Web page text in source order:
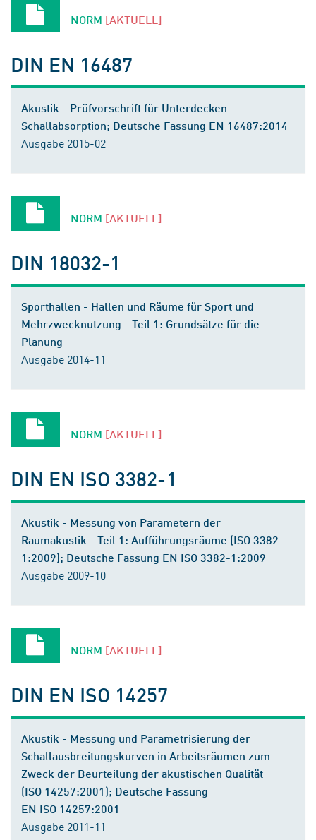
NORM [AKTUELL]
DIN EN 16487
Akustik - Prüfvorschrift für Unterdecken -
Schallabsorption; Deutsche Fassung EN 16487:2014
Ausgabe 2015-02
NORM [AKTUELL]
DIN 18032-1
Sporthallen - Hallen und Räume für Sport und
Mehrzwecknutzung - Teil 1: Grundsätze für die
Planung
Ausgabe 2014-11
NORM [AKTUELL]
DIN EN ISO 3382-1
Akustik - Messung von Parametern der
Raumakustik - Teil 1: Aufführungsräume (ISO 3382-
1:2009); Deutsche Fassung EN ISO 3382-1:2009
Ausgabe 2009-10
NORM [AKTUELL]
DIN EN ISO 14257
Akustik - Messung und Parametrisierung der
Schallausbreitungskurven in Arbeitsräumen zum
Zweck der Beurteilung der akustischen Qualität
(ISO 14257:2001); Deutsche Fassung
EN ISO 14257:2001
Ausgabe 2011-11